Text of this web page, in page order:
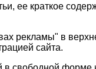
ее краткое
рекламы" в
сайта.